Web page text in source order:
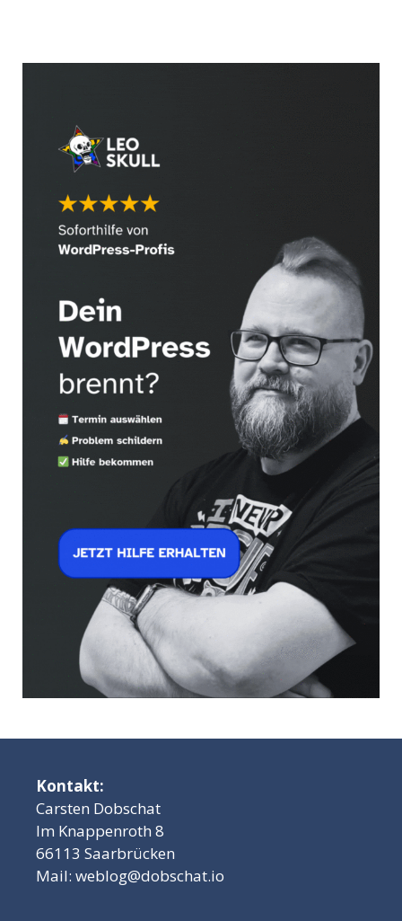
Kontakt:
Carsten Dobschat
Im Knappenroth 8
66113 Saarbrücken
Mail: weblog@dobschat.io